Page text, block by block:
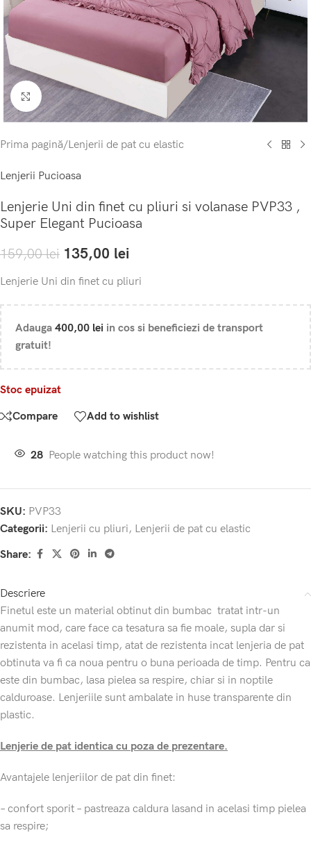
Click to enlarge
Prima pagină/Lenjerii de pat cu elastic
Lenjerii Pucioasa
Lenjerie Uni din finet cu pliuri si volanase PVP33 ,
Super Elegant Pucioasa
159,00lei 135,00 lei
Lenjerie Uni din finet cu pliuri
Adauga 400,00 lei in cos si beneficiezi de transport
gratuit!
Stoc epuizat
Compare
Add to wishlist
28 People watching this product now!
SKU: PVP33
Categorii: Lenjerii cu pliuri, Lenjerii de pat cu elastic
Share:
Descriere
Finetul este un material obtinut din bumbac tratat intr-un
anumit mod, care face ca tesatura sa fie moale, supla dar si
rezistenta in acelasi timp, atat de rezistenta incat lenjeria de pat
obtinuta va fi ca noua pentru o buna perioada de timp. Pentru ca
este din bumbac, lasa pielea sa respire, chiar si in noptile
calduroase. Lenjeriile sunt ambalate in huse transparente din
plastic.
Lenjerie de pat identica cu poza de prezentare.
Avantajele lenjeriilor de pat din finet:
– confort sporit – pastreaza caldura lasand in acelasi timp pielea
sa respire;